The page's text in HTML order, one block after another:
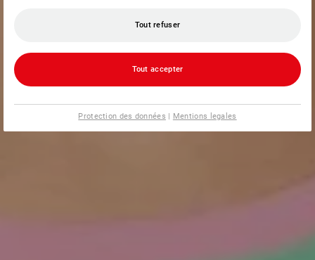
Tout refuser
Tout accepter
Protection des données | Mentions legales